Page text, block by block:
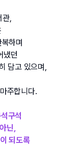
관,
하며
냈던
담고 있으며 ,
주합니다.
구석
닌,
되도록